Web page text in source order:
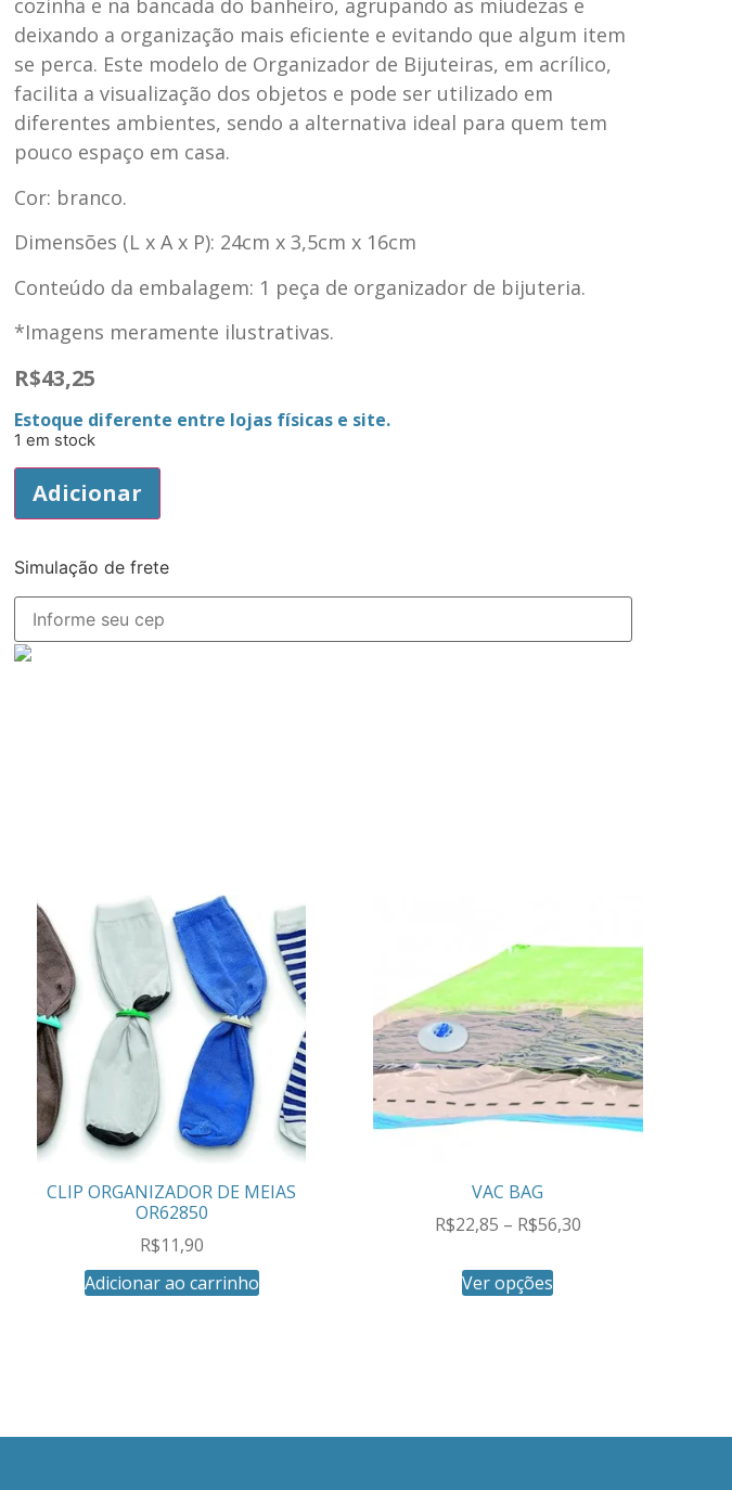
cozinha e na bancada do banheiro, agrupando as miudezas e
deixando a organização mais eficiente e evitando que algum item
se perca. Este modelo de Organizador de Bijuteiras, em acrílico,
facilita a visualização dos objetos e pode ser utilizado em
diferentes ambientes, sendo a alternativa ideal para quem tem
pouco espaço em casa.
Cor: branco.
Dimensões (L x A x P): 24cm x 3,5cm x 16cm
Conteúdo da embalagem: 1 peça de organizador de bijuteria.
*Imagens meramente ilustrativas.
R$43,25
Estoque diferente entre lojas físicas e site.
1 em stock
Adicionar
Simulação de frete
CLIP ORGANIZADOR DE MEIAS
OR62850
R$11,90
Adicionar ao carrinho
VAC BAG
R$22,85 – R$56,30
Ver opções